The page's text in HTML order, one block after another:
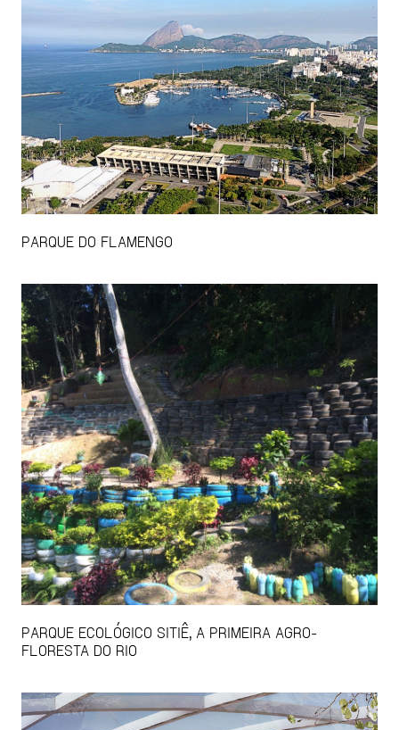
PARQUE DO FLAMENGO
PARQUE ECOLÓGICO SITIÊ, A PRIMEIRA AGRO-
FLORESTA DO RIO